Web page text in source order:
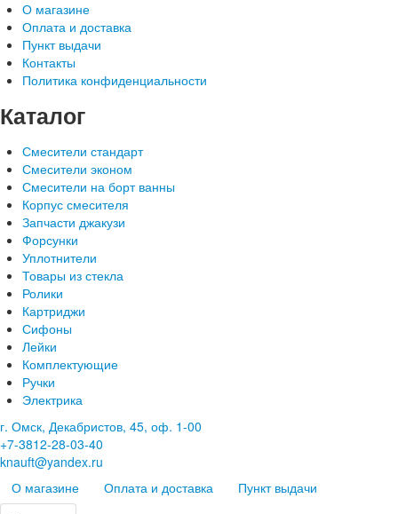
О магазине
Оплата и доставка
Пункт выдачи
Контакты
Политика конфиденциальности
Каталог
Смесители стандарт
Смесители эконом
Смесители на борт ванны
Корпус смесителя
Запчасти джакузи
Форсунки
Уплотнители
Товары из стекла
Ролики
Картриджи
Сифоны
Лейки
Комплектующие
Ручки
Электрика
г. Омск, Декабристов, 45, оф. 1-00
+7-3812-28-03-40
knauft@yandex.ru
О магазине
Оплата и доставка
Пункт выдачи